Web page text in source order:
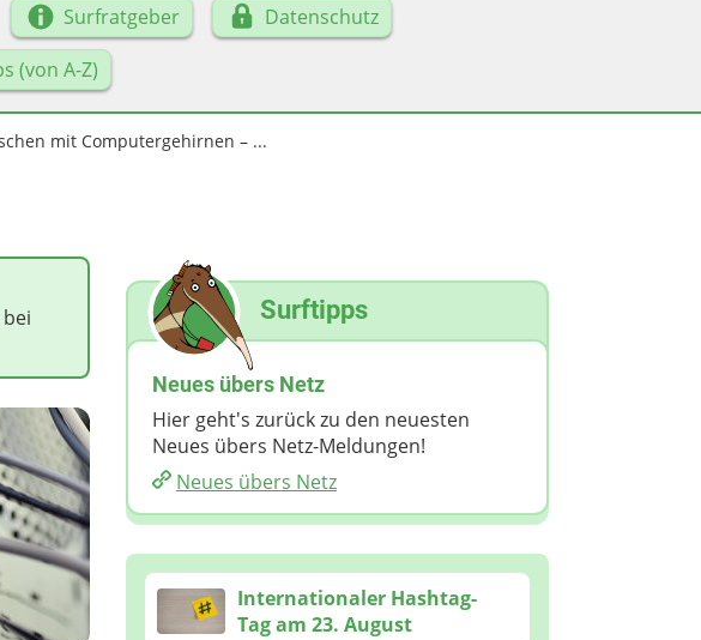
Surfratgeber
Datenschutz
(von A-Z)
mit Computergehirnen – ...
Surftipps
Neues übers Netz
Hier geht's zurück zu den neuesten
Neues übers Netz-Meldungen!
Neues übers Netz
Internationaler Hashtag-
Tag am 23. August